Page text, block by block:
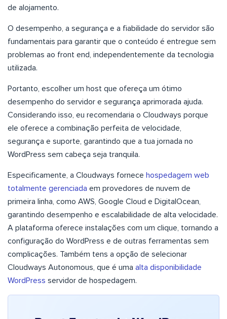
de alojamento.
O desempenho, a segurança e a fiabilidade do servidor são
fundamentais para garantir que o conteúdo é entregue sem
problemas ao front end, independentemente da tecnologia
utilizada.
Portanto, escolher um host que ofereça um ótimo
desempenho do servidor e segurança aprimorada ajuda.
Considerando isso, eu recomendaria o Cloudways porque
ele oferece a combinação perfeita de velocidade,
segurança e suporte, garantindo que a tua jornada no
WordPress sem cabeça seja tranquila.
Especificamente, a Cloudways fornece hospedagem web
totalmente gerenciada em provedores de nuvem de
primeira linha, como AWS, Google Cloud e DigitalOcean,
garantindo desempenho e escalabilidade de alta velocidade.
A plataforma oferece instalações com um clique, tornando a
configuração do WordPress e de outras ferramentas sem
complicações. Também tens a opção de selecionar
Cloudways Autonomous, que é uma alta disponibilidade
WordPress servidor de hospedagem.